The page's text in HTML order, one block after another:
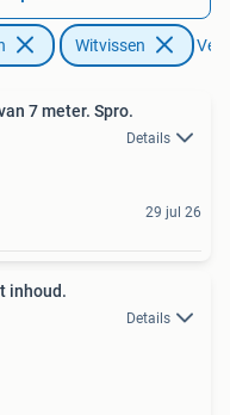
Witvissen
7 meter. Spro.
Details
29 jul 26
inhoud.
Details